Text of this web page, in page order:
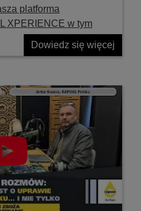
platforma
XPERIENCE w tym
Dowiedz się więcej